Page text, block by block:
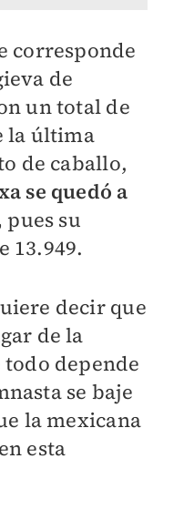
corresponde
de
un total de
la última
de caballo,
se quedó a
pues su
13.949.
decir que
de la
depende
se baje
la mexicana
esta